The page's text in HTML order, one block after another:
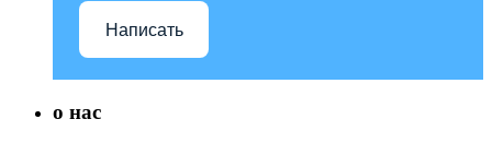
Написать
о нас